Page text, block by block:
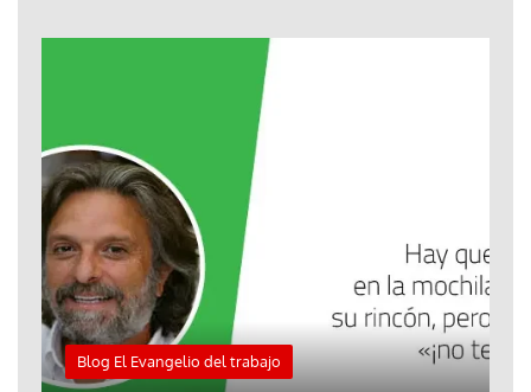
Blog El Evangelio del trabajo